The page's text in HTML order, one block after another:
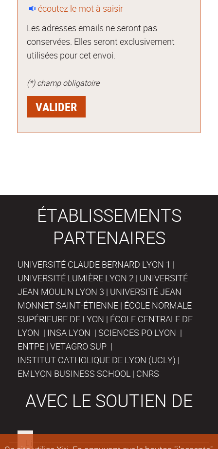
écoutez le mot à saisir
Les adresses emails ne seront pas
conservées. Elles seront exclusivement
utilisées pour cet envoi.
(*) champ obligatoire
ÉTABLISSEMENTS
PARTENAIRES
UNIVERSITÉ CLAUDE BERNARD LYON 1 |
UNIVERSITÉ LUMIÈRE LYON 2 | UNIVERSITÉ
JEAN MOULIN LYON 3 | UNIVERSITÉ JEAN
MONNET SAINT-ÉTIENNE | ÉCOLE NORMALE
SUPÉRIEURE DE LYON | ÉCOLE CENTRALE DE
LYON | INSA LYON | SCIENCES PO LYON |
ENTPE | VETAGRO SUP |
INSTITUT CATHOLIQUE DE LYON (UCLY) |
EMLYON BUSINESS SCHOOL | CNRS
AVEC LE SOUTIEN DE